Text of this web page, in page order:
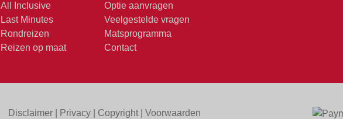
All Inclusive
Last Minutes
Rondreizen
Reizen op maat
Optie aanvragen
Veelgestelde vragen
Matsprogramma
Contact
Disclaimer| Privacy| Copyright| Voorwaarden